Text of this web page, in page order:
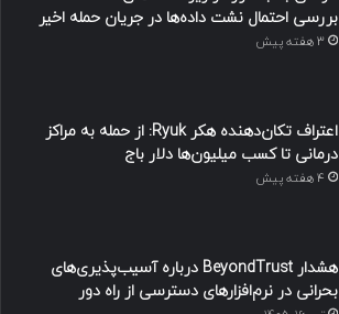
بررسی احتمال نشت داده‌ها در جریان حمله اخیر
3 هفته پیش
اعتراف تکان‌دهنده هکر Ryuk: از حمله به مراکز
درمانی تا کسب میلیون‌ها دلار باج
4 هفته پیش
هشدار BeyondTrust درباره آسیب‌پذیری‌های
بحرانی در نرم‌افزارهای دسترسی از راه دور